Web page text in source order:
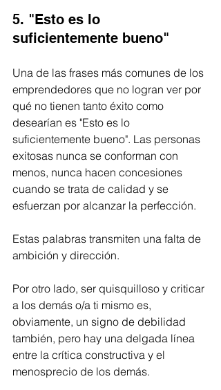
5. "Esto es lo
suficientemente bueno"
Una de las frases más comunes de los
emprendedores que no logran ver por
qué no tienen tanto éxito como
desearían es "Esto es lo
suficientemente bueno". Las personas
exitosas nunca se conforman con
menos, nunca hacen concesiones
cuando se trata de calidad y se
esfuerzan por alcanzar la perfección.
Estas palabras transmiten una falta de
ambición y dirección.
Por otro lado, ser quisquilloso y criticar
a los demás o/a ti mismo es,
obviamente, un signo de debilidad
también, pero hay una delgada línea
entre la crítica constructiva y el
menosprecio de los demás.